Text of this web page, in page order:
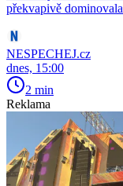
překvapivě
NESPECHEJ.cz
dnes, 15:00
2 min
Reklama